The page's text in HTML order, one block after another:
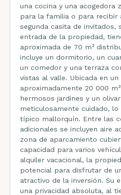
una cocina y una acogedora
para la familia o para recibir
segunda casita de invitados,
entrada de la propiedad,
aproximada de 70 m²
incluye un dormitorio, un
un comedor y una terraza
vistas al valle. Ubicada en un terreno privado de
aproximadamente 20 000
hermosos jardines y un
meticulosamente cuidado,
típico mallorquín. Entre las
adicionales se incluyen aire
zona de aparcamiento
capacidad para varios vehículos. Con
alquiler vacacional, la
potencial para disfrutar de
atractivo de la inversión. Su
una privacidad absoluta, al